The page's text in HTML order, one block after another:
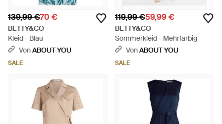
139,99 €70 €
BETTY&CO
Kleid - Blau
VonABOUT YOU
SALE
119,99 €59,99 €
BETTY&CO
Sommerkleid - Mehrfarbig
VonABOUT YOU
SALE